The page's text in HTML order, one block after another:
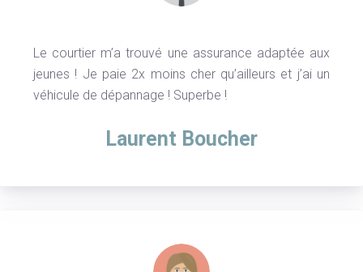
Le courtier m’a trouvé une assurance adaptée aux
jeunes ! Je paie 2x moins cher qu’ailleurs et j’ai un
véhicule de dépannage ! Superbe !
Laurent Boucher